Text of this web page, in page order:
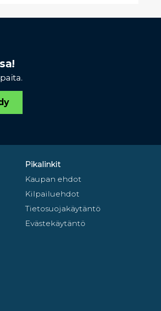
Pikalinkit
Kaupan ehdot
Kilpailuehdot
Tietosuojakäytäntö
Evästekäytäntö